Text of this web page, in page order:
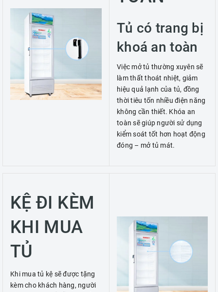
Tủ có trang bị
khoá an toàn
Việc mở tủ thường xuyên sẽ
làm thất thoát nhiệt, giảm
hiệu quả lạnh của tủ, đồng
thời tiêu tốn nhiều điện năng
không cần thiết. Khóa an
toàn sẽ giúp người sử dụng
kiểm soát tốt hơn hoạt động
đóng – mở tủ mát.
KỆ ĐI KÈM
KHI MUA
TỦ
Khi mua tủ kệ sẽ được tặng
kèm cho khách hàng, người